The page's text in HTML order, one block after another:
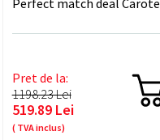
Perfect match deal Carote
Pret de la:
1198.23 Lei
519.89 Lei
( TVA inclus)